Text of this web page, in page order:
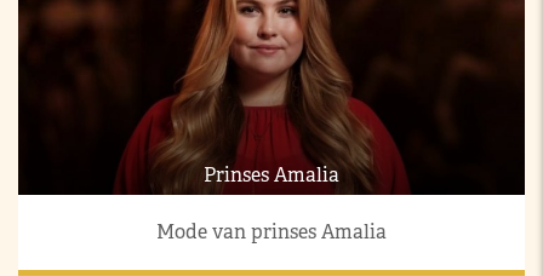
Prinses Amalia
Mode van prinses Amalia